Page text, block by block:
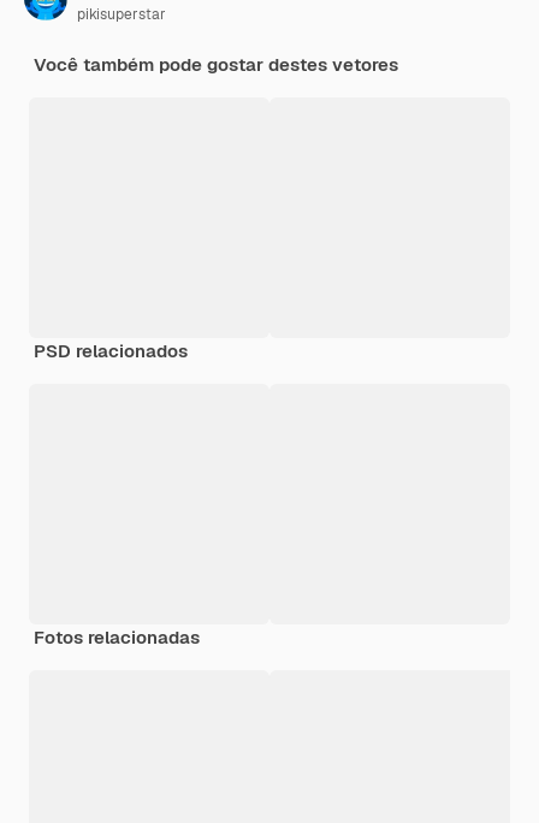
pikisuperstar
Você também pode gostar destes vetores
PSD relacionados
Fotos relacionadas